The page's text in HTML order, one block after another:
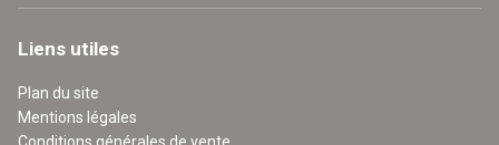
Liens utiles
Plan du site
Mentions légales